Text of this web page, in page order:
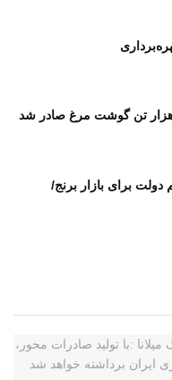
دولت برای بازار برنج/